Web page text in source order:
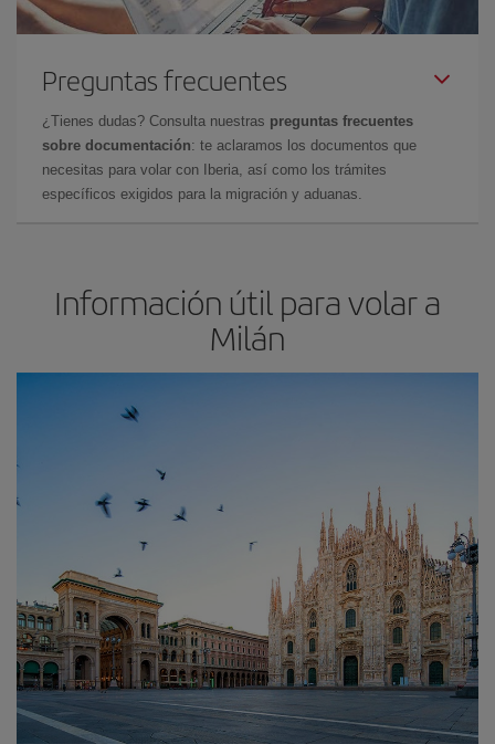
Preguntas frecuentes
¿Tienes dudas? Consulta nuestras preguntas frecuentes
sobre documentación: te aclaramos los documentos que
necesitas para volar con Iberia, así como los trámites
específicos exigidos para la migración y aduanas.
Información útil para volar a
Milán